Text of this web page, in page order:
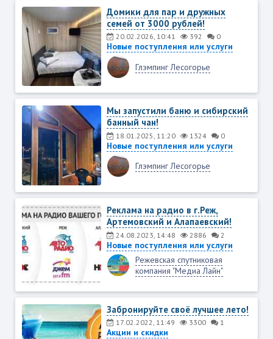
Домики для пар и дружных
семей от 3000 рублей!
20.02.2026, 10:41 392 0
Новые поступления или услуги
Глэмпинг Лесогорье
Мы запустили баню и сибирский
банный чан!
18.01.2025, 11:20 1324 0
Новые поступления или услуги
Глэмпинг Лесогорье
Реклама на радио в г.Реж,
Артемовский и Алапаевский!
24.08.2023, 14:48 2886 2
Новые поступления или услуги
Режевская спутниковая
компания "Медиа Лайн"
Забронируйте своё лучшее лето!
17.02.2022, 11:49 3300 1
Акции и скидки